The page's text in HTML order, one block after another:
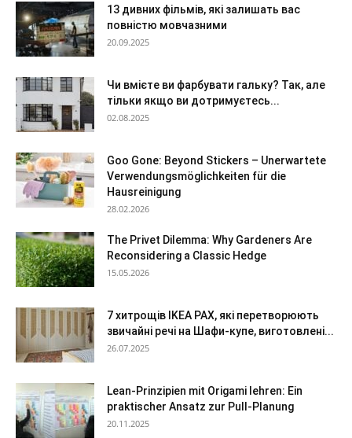
13 дивних фільмів, які залишать вас
повністю мовчазними
20.09.2025
Чи вмієте ви фарбувати гальку? Так, але
тільки якщо ви дотримуєтесь...
02.08.2025
Goo Gone: Beyond Stickers – Unerwartete
Verwendungsmöglichkeiten für die
Hausreinigung
28.02.2026
The Privet Dilemma: Why Gardeners Are
Reconsidering a Classic Hedge
15.05.2026
7 хитрощів IKEA PAX, які перетворюють
звичайні речі на Шафи-купе, виготовлені...
26.07.2025
Lean-Prinzipien mit Origami lehren: Ein
praktischer Ansatz zur Pull-Planung
20.11.2025